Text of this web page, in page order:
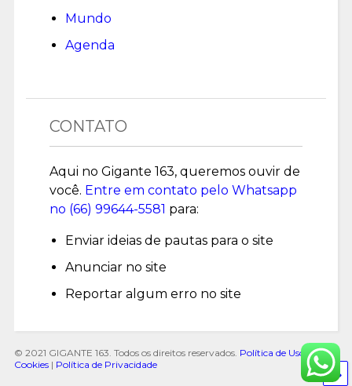
Mundo
Agenda
CONTATO
Aqui no Gigante 163, queremos ouvir de
você. Entre em contato pelo Whatsapp
no (66) 99644-5581 para:
Enviar ideias de pautas para o site
Anunciar no site
Reportar algum erro no site
© 2021 GIGANTE 163. Todos os direitos reservados. Política de Uso de
Cookies| Política de Privacidade